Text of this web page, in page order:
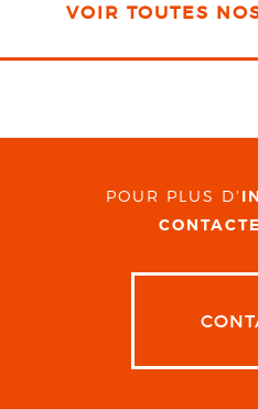
VOIR TOUTES
POUR PLUS D'